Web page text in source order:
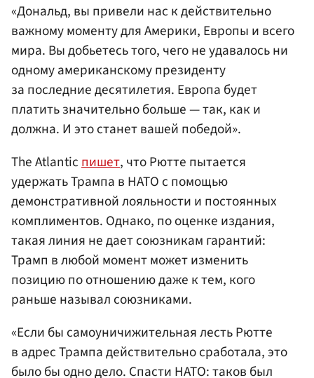
«Дональд, вы привели нас к действительно
важному моменту для Америки, Европы и всего
мира. Вы добьетесь того, чего не удавалось ни
одному американскому президенту
за последние десятилетия. Европа будет
платить значительно больше — так, как и
должна. И это станет вашей победой».
The Atlanticпишет, что Рютте пытается
удержать Трампа в НАТО с помощью
демонстративной лояльности и постоянных
комплиментов. Однако, по оценке издания,
такая линия не дает союзникам гарантий:
Трамп в любой момент может изменить
позицию по отношению даже к тем, кого
раньше называл союзниками.
«Если бы самоуничижительная лесть Рютте
в адрес Трампа действительно сработала, это
было бы одно дело. Спасти НАТО: таков был